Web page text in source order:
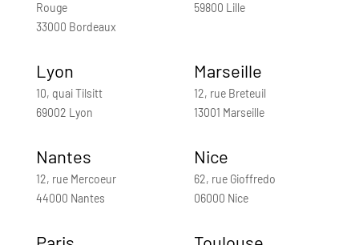
Rouge
33000 Bordeaux
59800 Lille
Lyon
10, quai Tilsitt
69002 Lyon
Marseille
12, rue Breteuil
13001 Marseille
Nantes
12, rue Mercoeur
44000 Nantes
Nice
62, rue Gioffredo
06000 Nice